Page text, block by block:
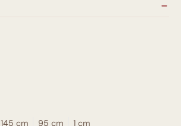
145 cm 95 cm 1 cm